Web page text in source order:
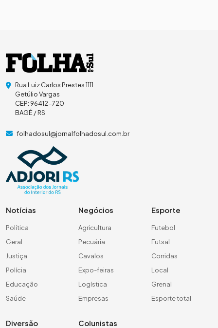
Rua Luiz Carlos Prestes 1111
Getúlio Vargas
CEP: 96412-720
BAGÉ / RS
folhadosul@jornalfolhadosul.com.br
Notícias
Política
Geral
Justiça
Polícia
Educação
Saúde
Negócios
Agricultura
Pecuária
Cavalos
Expo-feiras
Logística
Empresas
Esporte
Futebol
Futsal
Corridas
Local
Grenal
Esporte total
Diversão Colunistas